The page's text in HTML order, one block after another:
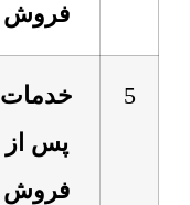
فروش
5
خدمات
پس از
فروش